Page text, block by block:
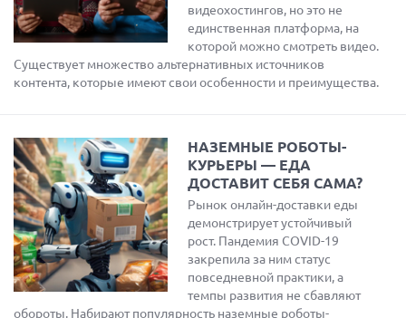
видеохостингов, но это не
единственная платформа, на
которой можно смотреть видео.
Существует множество альтернативных источников
контента, которые имеют свои особенности и преимущества.
НАЗЕМНЫЕ РОБОТЫ-
КУРЬЕРЫ — ЕДА
ДОСТАВИТ СЕБЯ САМА?
Рынок онлайн-доставки еды
демонстрирует устойчивый
рост. Пандемия COVID-19
закрепила за ним статус
повседневной практики, а
темпы развития не сбавляют
обороты. Набирают популярность наземные роботы-